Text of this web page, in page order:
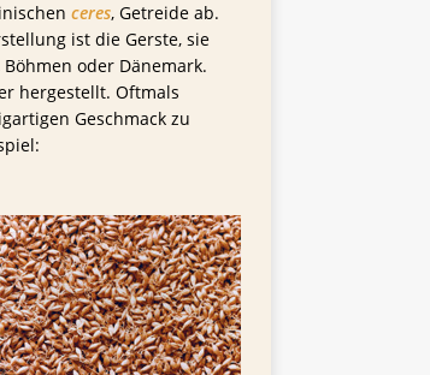
ceres, Getreide ab.
ist die Gerste, sie
oder Dänemark.
hergestellt. Oftmals
Geschmack zu